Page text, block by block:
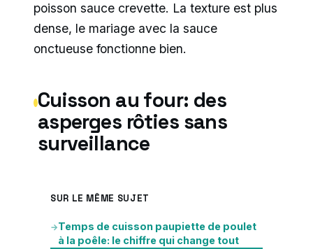
poisson sauce crevette. La texture est plus
dense, le mariage avec la sauce
onctueuse fonctionne bien.
Cuisson au four: des
asperges rôties sans
surveillance
SUR LE MÊME SUJET
→Temps de cuisson paupiette de poulet
à la poêle: le chiffre qui change tout